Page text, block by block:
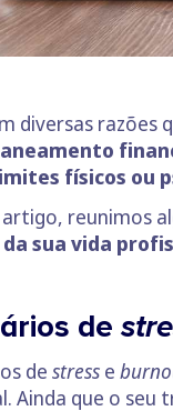
diversas razões
físicos ou
reunimos
sua vida
de
de stress e
Ainda que o seu